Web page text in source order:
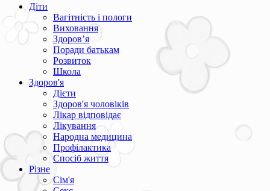
Діти
Вагітність і пологи
Виховання
Здоров’я
Поради батькам
Розвиток
Школа
Здоров'я
Дієти
Здоров'я чоловіків
Лікар відповідає
Лікування
Народна медицина
Профілактика
Спосіб життя
Різне
Сім'я